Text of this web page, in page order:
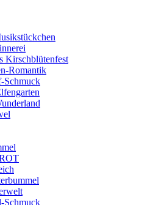
Kirschblütenfest
Romantik
Schmuck
Schmuck